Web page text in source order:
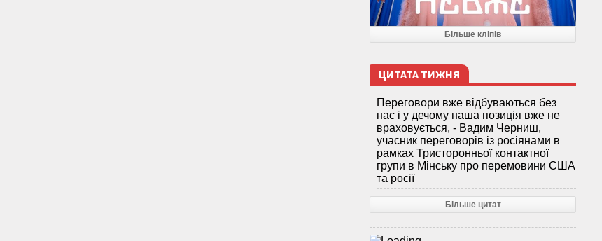
Більше кліпів
ЦИТАТА ТИЖНЯ
Переговори вже відбуваються без
нас і у дечому наша позиція вже не
враховується, - Вадим Черниш,
учасник переговорів із росіянами в
рамках Тристоронньої контактної
групи в Мінську про перемовини США
та росії
Більше цитат